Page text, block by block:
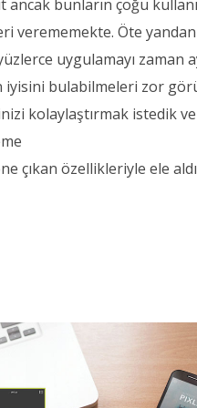
ancak bunların çoğu
verememekte. Öte yandan
uygulamayı zaman
iyisini bulabilmeleri zor
kolaylaştırmak istedik
çıkan özellikleriyle ele